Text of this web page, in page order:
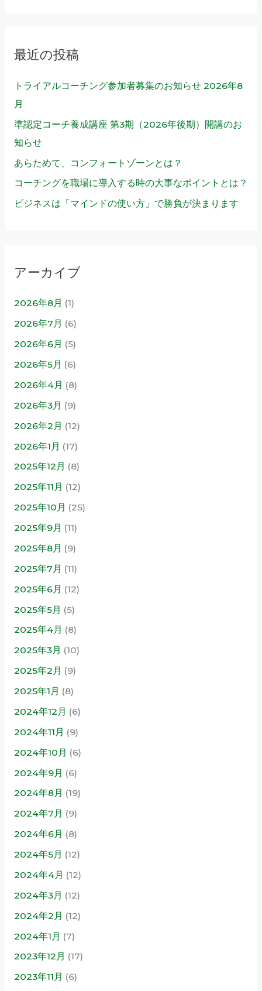
:最近の投稿
トライアルコーチング参加者募集のお知らせ 2026年8
月
準認定コーチ養成講座 第3期（2026年後期）開講のお
知らせ
あらためて、コンフォートゾーンとは？
コーチングを職場に導入する時の大事なポイントとは？
ビジネスは「マインドの使い方」で勝負が決まります
アーカイブ
2026年8月 (1)
2026年7月 (6)
2026年6月 (5)
2026年5月 (6)
2026年4月 (8)
2026年3月 (9)
2026年2月 (12)
2026年1月 (17)
2025年12月 (8)
2025年11月 (12)
2025年10月 (25)
2025年9月 (11)
2025年8月 (9)
2025年7月 (11)
2025年6月 (12)
2025年5月 (5)
2025年4月 (8)
2025年3月 (10)
2025年2月 (9)
2025年1月 (8)
2024年12月 (6)
2024年11月 (9)
2024年10月 (6)
2024年9月 (6)
2024年8月 (19)
2024年7月 (9)
2024年6月 (8)
2024年5月 (12)
2024年4月 (12)
2024年3月 (12)
2024年2月 (12)
2024年1月 (7)
2023年12月 (17)
2023年11月 (6)